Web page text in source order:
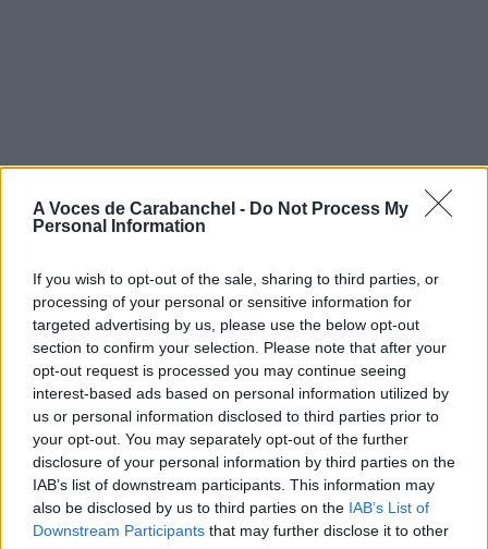
A Voces de Carabanchel - Do Not Process My
Personal Information
If you wish to opt-out of the sale, sharing to third parties, or
processing of your personal or sensitive information for
targeted advertising by us, please use the below opt-out
section to confirm your selection. Please note that after your
opt-out request is processed you may continue seeing
interest-based ads based on personal information utilized by
us or personal information disclosed to third parties prior to
your opt-out. You may separately opt-out of the further
disclosure of your personal information by third parties on the
IAB’s list of downstream participants. This information may
also be disclosed by us to third parties on the IAB’s List of
Downstream Participants that may further disclose it to other